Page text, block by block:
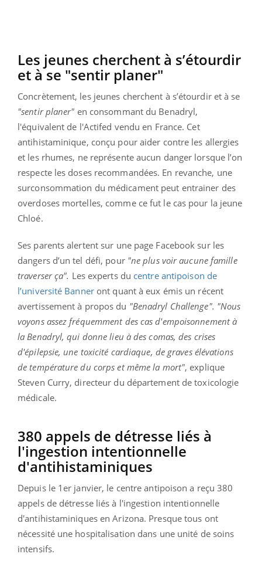
Les jeunes cherchent à s’étourdir
et à se "sentir planer"
Concrètement, les jeunes cherchent à s’étourdir et à se
"sentir planer" en consommant du Benadryl,
l'équivalent de l'Actifed vendu en France. Cet
antihistaminique, conçu pour aider contre les allergies
et les rhumes, ne représente aucun danger lorsque l’on
respecte les doses recommandées. En revanche, une
surconsommation du médicament peut entrainer des
overdoses mortelles, comme ce fut le cas pour la jeune
Chloé.
Ses parents alertent sur une page Facebook sur les
dangers d’un tel défi, pour "ne plus voir aucune famille
traverser ça". Les experts du centre antipoison de
l’université Banneront quant à eux émis un récent
avertissement à propos du "Benadryl Challenge". "Nous
voyons assez fréquemment des cas d'empoisonnement à
la Benadryl, qui donne lieu à des comas, des crises
d'épilepsie, une toxicité cardiaque, de graves élévations
de température du corps et même la mort", explique
Steven Curry, directeur du département de toxicologie
médicale.
380 appels de détresse liés à
l'ingestion intentionnelle
d'antihistaminiques
Depuis le 1er janvier, le centre antipoison a reçu 380
appels de détresse liés à l'ingestion intentionnelle
d'antihistaminiques en Arizona. Presque tous ont
nécessité une hospitalisation dans une unité de soins
intensifs.